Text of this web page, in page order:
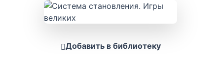
Добавить в библиотеку